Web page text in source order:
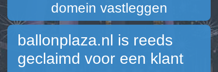
domein vastleggen
ballonplaza.nl is reeds
geclaimd voor een klant